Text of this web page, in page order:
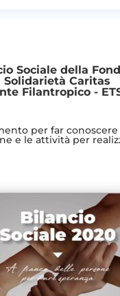
Sociale della
Solidarietà Caritas
Filantropico -
per far conoscere
e le attività per